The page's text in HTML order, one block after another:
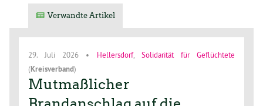
Verwandte Artikel
29. Juli 2026 • Hellersdorf, Solidarität für Geflüchtete
(Kreisverband)
Mutmaßlicher